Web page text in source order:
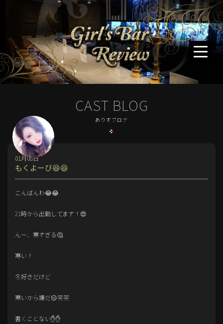
CAST BLOG
ありすブログ
もくよーび😆😆
01月08日
こんばんわ😂😂
21時から出勤してます！😍
んー、寒すぎる🤔
寒い！
冬好きだけど
寒いから嫌だ😑笑笑
書くことない✋✋